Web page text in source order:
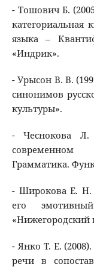
- Тошович Б.
категориальная
языка –
«Индрик».
- Урысон В. В.
синонимов
культуры».
- Чеснокова Л.
современном
Грамматика.
- Широкова Е. Н.
его
«Нижегородский
- Янко Т. Е.
речи в